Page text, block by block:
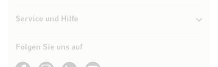
Service und Hilfe
Folgen Sie uns auf
See our FacebookSee our Instagram account
See our LinkedInSee our YouTube channel